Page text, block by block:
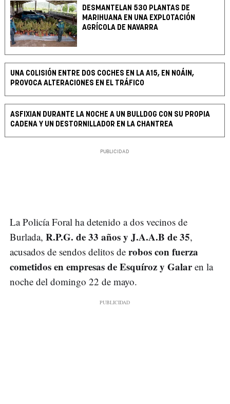
DESMANTELAN 530 PLANTAS DE
MARIHUANA EN UNA EXPLOTACIÓN
AGRÍCOLA DE NAVARRA
UNA COLISIÓN ENTRE DOS COCHES EN LA A15, EN NOÁIN,
PROVOCA ALTERACIONES EN EL TRÁFICO
ASFIXIAN DURANTE LA NOCHE A UN BULLDOG CON SU PROPIA
CADENA Y UN DESTORNILLADOR EN LA CHANTREA
La Policía Foral ha detenido a dos vecinos de
Burlada, R.P.G. de 33 años y J.A.A.B de 35,
acusados de sendos delitos de robos con fuerza
cometidos en empresas de Esquíroz y Galaren la
noche del domingo 22 de mayo.